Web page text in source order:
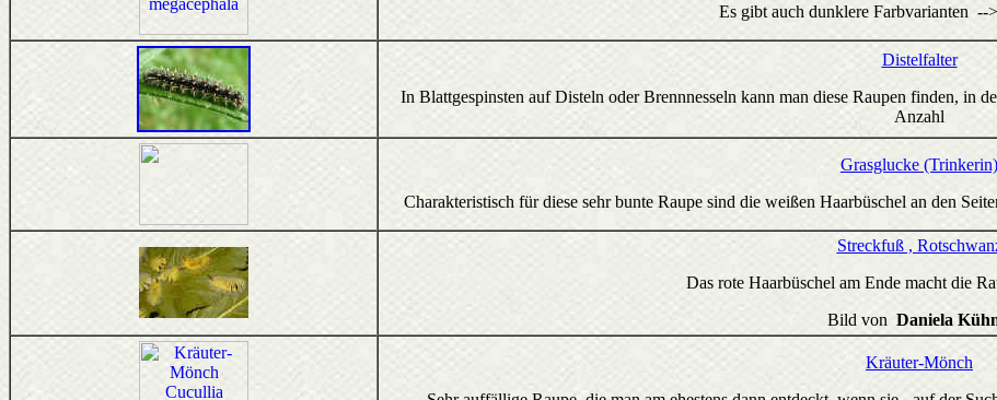
Es gibt auch dunklere Farbvarianten --
Distelfalter
In Blattgespinsten auf Disteln oder Brennnesseln kann man diese Raupen finden, in
Anzahl
Grasglucke (Trinkerin)
Charakteristisch für diese sehr bunte Raupe sind die weißen Haarbüschel an den
Streckfuß ,
Das rote Haarbüschel am Ende macht die
Bild von Daniela
Kräuter-Mönch